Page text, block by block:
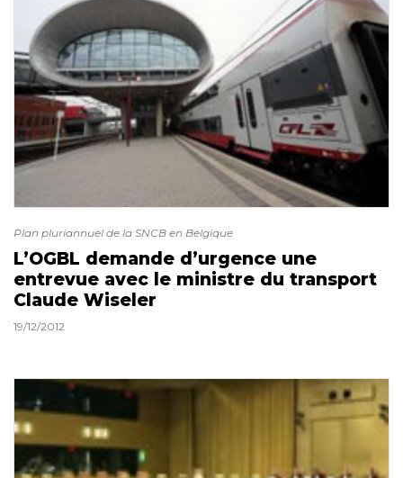
Plan pluriannuel de la SNCB en Belgique
L’OGBL demande d’urgence une
entrevue avec le ministre du transport
Claude Wiseler
19/12/2012